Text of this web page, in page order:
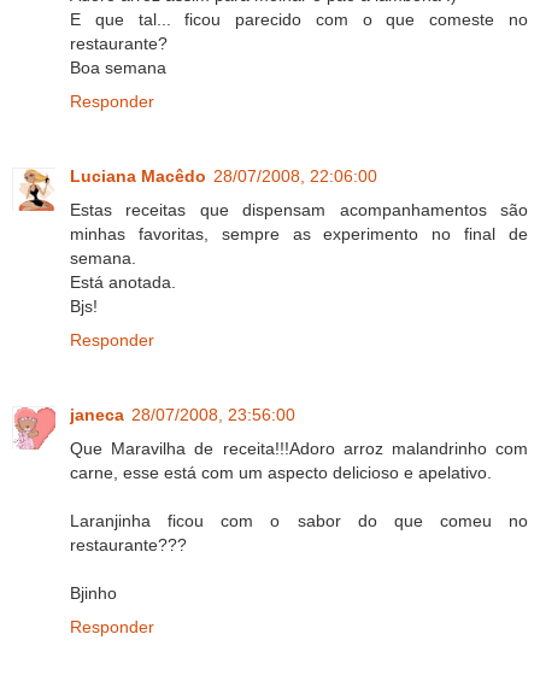
E que tal... ficou parecido com o que comeste no
restaurante?
Boa semana
Responder
Luciana Macêdo 28/07/2008, 22:06:00
Estas receitas que dispensam acompanhamentos são
minhas favoritas, sempre as experimento no final de
semana.
Está anotada.
Bjs!
Responder
janeca 28/07/2008, 23:56:00
Que Maravilha de receita!!!Adoro arroz malandrinho com
carne, esse está com um aspecto delicioso e apelativo.
Laranjinha ficou com o sabor do que comeu no
restaurante???
Bjinho
Responder